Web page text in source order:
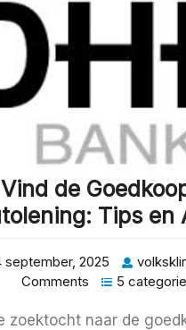
Vind de
Tips en
september, 2025
Comments
5
zoektocht naar de